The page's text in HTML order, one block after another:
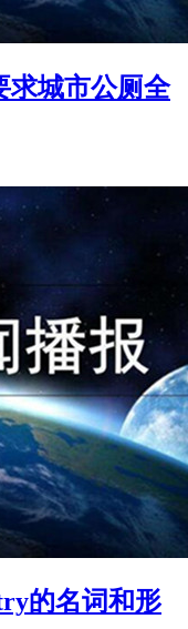
求城市公厕全
的名词和形